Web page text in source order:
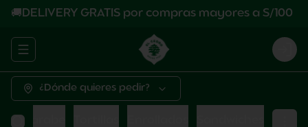
🚚DELIVERY GRATIS por compras mayores a S/100
Abrir menu de navegación
¿Dónde quieres pedir?
Pan árabe